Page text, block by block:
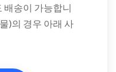
배송이 가능합니
)의 경우 아래 사